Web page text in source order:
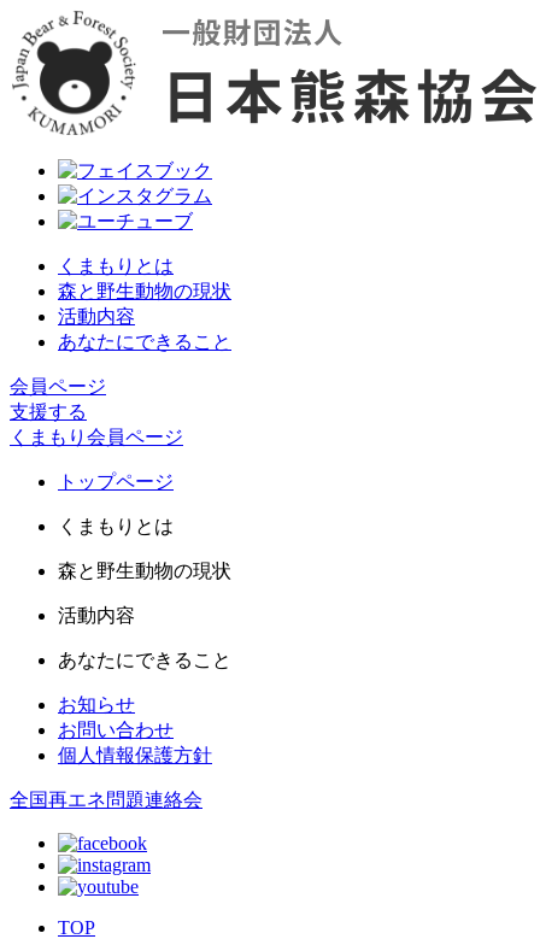
くまもりとは
森と野生動物の現状
活動内容
あなたにできること
会員ページ
支援する
くまもり会員ページ
トップページ
くまもりとは
森と野生動物の現状
活動内容
あなたにできること
お知らせ
お問い合わせ
個人情報保護方針
全国再エネ問題連絡会
TOP